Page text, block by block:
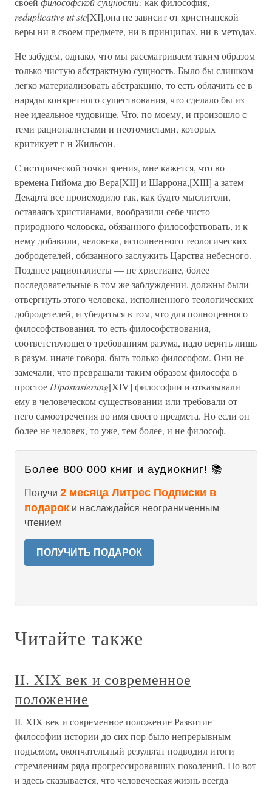
reduplicative ut sic[XI],она не зависит от христианской
веры ни в своем предмете, ни в принципах, ни в методах.
Не забудем, однако, что мы рассматриваем таким образом
только чистую абстрактную сущность. Было бы слишком
легко материализовать абстракцию, то есть облачить ее в
наряды конкретного существования, что сделало бы из
нее идеальное чудовище. Что, по-моему, и произошло с
теми рационалистами и неотомистами, которых
критикует г-н Жильсон.
С исторической точки зрения, мне кажется, что во
времена Гийома дю Вера[XII] и Шаррона,[XIII] а затем
Декарта все происходило так, как будто мыслители,
оставаясь христианами, вообразили себе чисто
природного человека, обязанного философствовать, и к
нему добавили, человека, исполненного теологических
добродетелей, обязанного заслужить Царства небесного.
Позднее рационалисты — не христиане, более
последовательные в том же заблуждении, должны были
отвергнуть этого человека, исполненного теологических
добродетелей, и убедиться в том, что для полноценного
философствования, то есть философствования,
соответствующего требованиям разума, надо верить лишь
в разум, иначе говоря, быть только философом. Они не
замечали, что превращали таким образом философа в
простое Hipostasierung[XIV] философии и отказывали
ему в человеческом существовании или требовали от
него самоотречения во имя своего предмета. Но если он
более не человек, то уже, тем более, и не философ.
Более 800 000 книг и аудиокниг! 📚
Получи 2 месяца Литрес Подписки в
подарок и наслаждайся неограниченным
чтением
ПОЛУЧИТЬ ПОДАРОК
Читайте также
II. XIX век и современное
положение
II. XIX век и современное положение Развитие
философии истории до сих пор было непрерывным
подъемом, окончательный результат подводил итоги
стремлениям ряда прогрессировавших поколений. Но вот
и здесь сказывается, что человеческая жизнь всегда